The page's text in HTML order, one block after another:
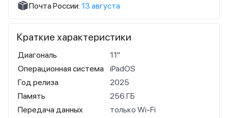
Почта России: 13 августа
Краткие характеристики
Диагональ
11"
Операционная система
iPadOS
Год релиза
2025
Память
256 ГБ
Передача данных
только Wi-Fi